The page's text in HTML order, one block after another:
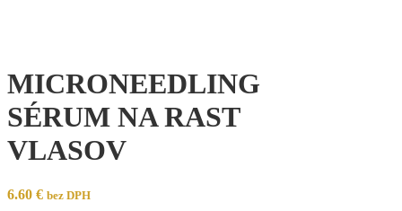
MICRONEEDLING
SÉRUM NA RAST
VLASOV
6.60 € bez DPH